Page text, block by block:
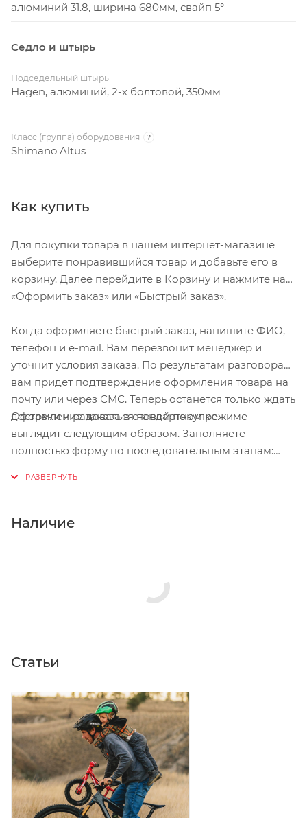
алюминий 31.8, ширина 680мм, свайп 5°
Седло и штырь
Подседельный штырь
Hagen, алюминий, 2-х болтовой, 350мм
Класс (группа) оборудования ?
Shimano Altus
Как купить
Для покупки товара в нашем интернет-магазине
выберите понравившийся товар и добавьте его в
корзину. Далее перейдите в Корзину и нажмите на
«Оформить заказ» или «Быстрый заказ».
Когда оформляете быстрый заказ, напишите ФИО,
телефон и e-mail. Вам перезвонит менеджер и
уточнит условия заказа. По результатам разговора
вам придет подтверждение оформления товара на
почту или через СМС. Теперь останется только ждать
доставки и радоваться новой покупке.
Оформление заказа в стандартном режиме
выглядит следующим образом. Заполняете
полностью форму по последовательным этапам:
Нажмите кнопку «Оформить заказ».
Наличие
Статьи